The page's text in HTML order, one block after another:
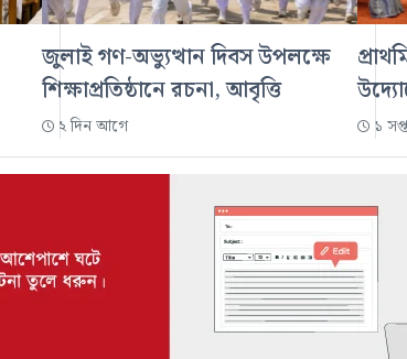
জুলাই গণ-অভ্যুত্থান দিবস উপলক্ষে
শিক্ষাপ্রতিষ্ঠানে রচনা, আবৃত্তি
২ দিন আগে ১